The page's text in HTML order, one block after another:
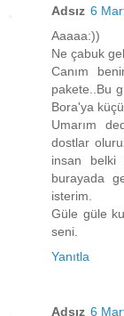
Adsız 6
Aaaaa:))
Ne çabuk
Canım
pakete..Bu
Bora'ya
Umarım
dostlar
insan belki
burayada
isterim.
Güle güle
seni.
Yanıtla
Adsız 6